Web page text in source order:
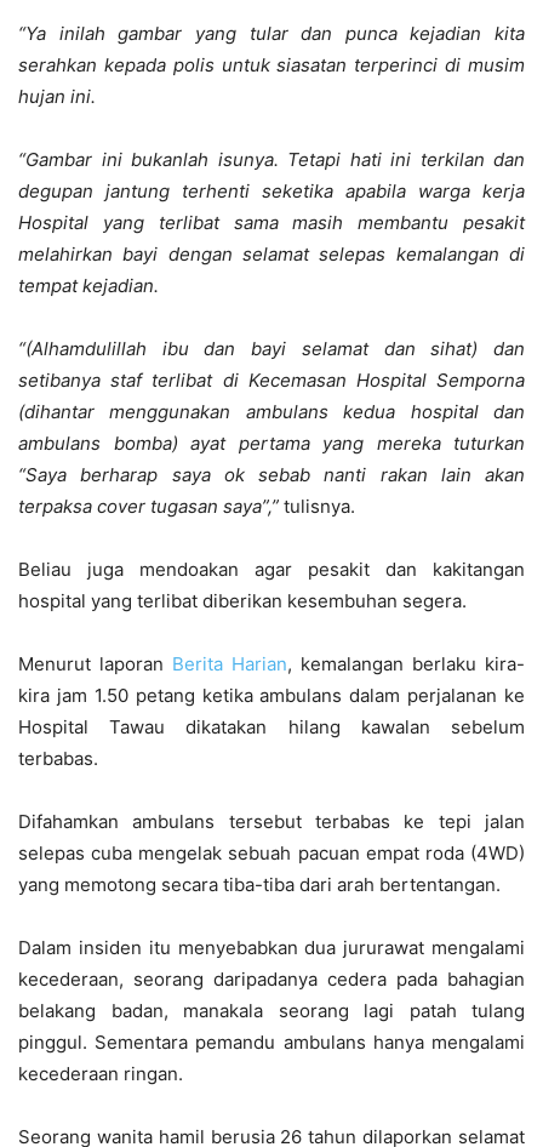
“Ya inilah gambar yang tular dan punca kejadian kita
serahkan kepada polis untuk siasatan terperinci di musim
hujan ini.
“Gambar ini bukanlah isunya. Tetapi hati ini terkilan dan
degupan jantung terhenti seketika apabila warga kerja
Hospital yang terlibat sama masih membantu pesakit
melahirkan bayi dengan selamat selepas kemalangan di
tempat kejadian.
“(Alhamdulillah ibu dan bayi selamat dan sihat) dan
setibanya staf terlibat di Kecemasan Hospital Semporna
(dihantar menggunakan ambulans kedua hospital dan
ambulans bomba) ayat pertama yang mereka tuturkan
“Saya berharap saya ok sebab nanti rakan lain akan
terpaksa cover tugasan saya”,” tulisnya.
Beliau juga mendoakan agar pesakit dan kakitangan
hospital yang terlibat diberikan kesembuhan segera.
Menurut laporan Berita Harian, kemalangan berlaku kira-
kira jam 1.50 petang ketika ambulans dalam perjalanan ke
Hospital Tawau dikatakan hilang kawalan sebelum
terbabas.
Difahamkan ambulans tersebut terbabas ke tepi jalan
selepas cuba mengelak sebuah pacuan empat roda (4WD)
yang memotong secara tiba-tiba dari arah bertentangan.
Dalam insiden itu menyebabkan dua jururawat mengalami
kecederaan, seorang daripadanya cedera pada bahagian
belakang badan, manakala seorang lagi patah tulang
pinggul. Sementara pemandu ambulans hanya mengalami
kecederaan ringan.
Seorang wanita hamil berusia 26 tahun dilaporkan selamat